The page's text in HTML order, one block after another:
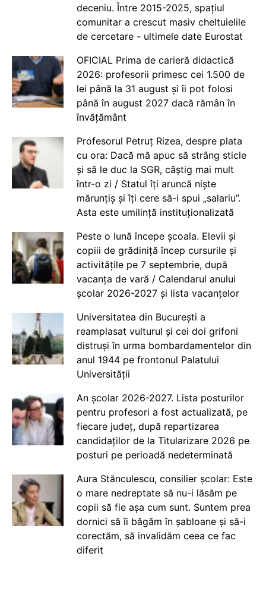
deceniu. Între 2015-2025, spațiul
comunitar a crescut masiv cheltuielile
de cercetare - ultimele date Eurostat
OFICIAL Prima de carieră didactică
2026: profesorii primesc cei 1.500 de
lei până la 31 august și îi pot folosi
până în august 2027 dacă rămân în
învățământ
Profesorul Petruț Rizea, despre plata
cu ora: Dacă mă apuc să strâng sticle
și să le duc la SGR, câștig mai mult
într-o zi / Statul îți aruncă niște
mărunțiș și îți cere să-i spui „salariu”.
Asta este umilință instituționalizată
Peste o lună începe școala. Elevii și
copiii de grădiniță încep cursurile și
activitățile pe 7 septembrie, după
vacanța de vară / Calendarul anului
școlar 2026-2027 și lista vacanțelor
Universitatea din București a
reamplasat vulturul și cei doi grifoni
distruși în urma bombardamentelor din
anul 1944 pe frontonul Palatului
Universității
An școlar 2026-2027. Lista posturilor
pentru profesori a fost actualizată, pe
fiecare județ, după repartizarea
candidaților de la Titularizare 2026 pe
posturi pe perioadă nedeterminată
Aura Stănculescu, consilier școlar: Este
o mare nedreptate să nu-i lăsăm pe
copii să fie așa cum sunt. Suntem prea
dornici să îi băgăm în șabloane și să-i
corectăm, să invalidăm ceea ce fac
diferit